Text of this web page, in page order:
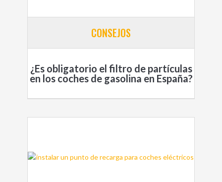
CONSEJOS
¿Es obligatorio el filtro de partículas
en los coches de gasolina en España?